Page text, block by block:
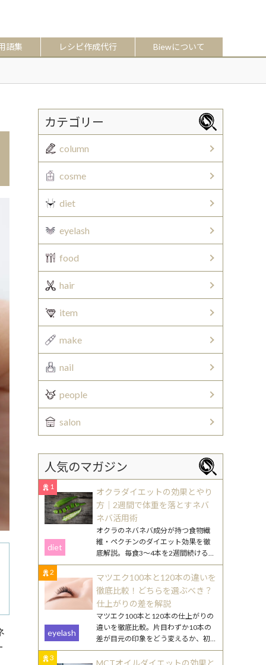
語集 レシピ作成代行 Biewについて
カテゴリー
column
cosme
diet
eyelash
food
hair
item
make
nail
people
salon
人気のマガジン
1
オクラダイエットの効果とやり
方｜2週間で体重を落とすネバ
ネバ活用術
diet
オクラのネバネバ成分が持つ食物繊
維・ペクチンのダイエット効果を徹
底解説。毎食3〜4本を2週間続けるや
り方や、効果を高める食べ合わせ・
調理のコツを紹介します。
2
マツエク100本と120本の違いを
徹底比較！どちらを選ぶべき？
仕上がりの差を解説
eyelash
マツエク100本と120本の仕上がりの
違いを徹底比較。片目わずか10本の
差が目元の印象をどう変えるか、初
心者向けの選び方やまつ毛ケアのポ
イントも詳しく解説します。
3